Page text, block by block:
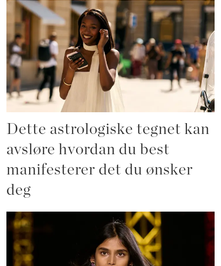
Dette astrologiske tegnet kan
avsløre hvordan du best
manifesterer det du ønsker
deg